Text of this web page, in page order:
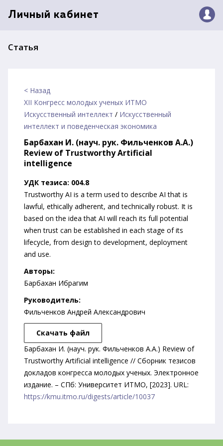
Личный кабинет
Статья
< Назад
XII Конгресс молодых ученых ИТМО
Искусственный интеллект / Искусственный
интеллект и поведенческая экономика
Барбахан И. (науч. рук. Фильченков А.А.)
Review of Trustworthy Artificial
intelligence
УДК тезиса: 004.8
Trustworthy AI is a term used to describe AI that is
lawful, ethically adherent, and technically robust. It is
based on the idea that AI will reach its full potential
when trust can be established in each stage of its
lifecycle, from design to development, deployment
and use.
Авторы:
Барбахан Ибрагим
Руководитель:
Фильченков Андрей Александрович
Скачать файл
Барбахан И. (науч. рук. Фильченков А.А.) Review of
Trustworthy Artificial intelligence // Сборник тезисов
докладов конгресса молодых ученых. Электронное
издание. – СПб: Университет ИТМО, [2023]. URL:
https://kmu.itmo.ru/digests/article/10037